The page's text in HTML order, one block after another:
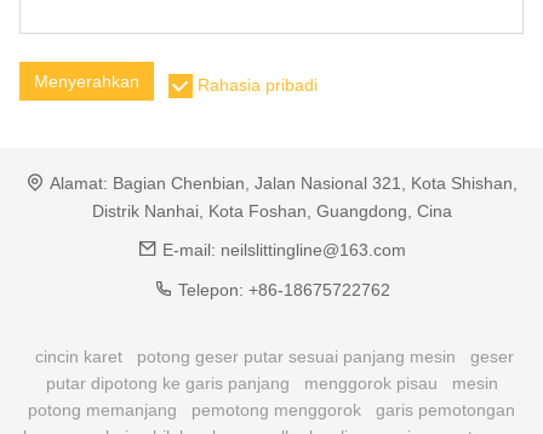
Menyerahkan Rahasia pribadi
Alamat: Bagian Chenbian, Jalan Nasional 321, Kota Shishan,
Distrik Nanhai, Kota Foshan, Guangdong, Cina
E-mail: neilslittingline@163.com
Telepon: +86-18675722762
cincin karet potong geser putar sesuai panjang mesin
geser
putar dipotong ke garis panjang
menggorok pisau
mesin
potong memanjang
pemotong menggorok
garis pemotongan